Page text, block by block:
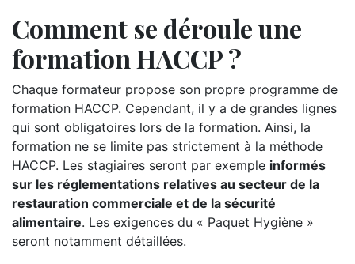
Comment se déroule une
formation HACCP ?
Chaque formateur propose son propre programme de
formation HACCP. Cependant, il y a de grandes lignes
qui sont obligatoires lors de la formation. Ainsi, la
formation ne se limite pas strictement à la méthode
HACCP. Les stagiaires seront par exemple informés
sur les réglementations relatives au secteur de la
restauration commerciale et de la sécurité
alimentaire. Les exigences du « Paquet Hygiène »
seront notamment détaillées.